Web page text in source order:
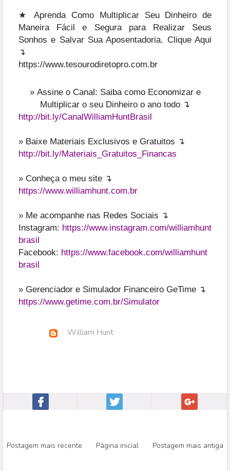
★ Aprenda Como Multiplicar Seu Dinheiro de
Maneira Fácil e Segura para Realizar Seus
Sonhos e Salvar Sua Aposentadoria. Clique Aqui
↴
https://www.tesourodiretopro.com.br
» Assine o Canal: Saiba como Economizar e
Multiplicar o seu Dinheiro o ano todo ↴
http://bit.ly/CanalWilliamHuntBrasil
» Baixe Materiais Exclusivos e Gratuitos ↴
http://bit.ly/Materiais_Gratuitos_Financas
» Conheça o meu site ↴
https://www.williamhunt.com.br
» Me acompanhe nas Redes Sociais ↴
Instagram: https://www.instagram.com/williamhunt
brasil
Facebook: https://www.facebook.com/williamhunt
brasil
» Gerenciador e Simulador Financeiro GeTime ↴
https://www.getime.com.br/Simulator
William Hunt
Postagem mais recente Página inicial Postagem mais antiga